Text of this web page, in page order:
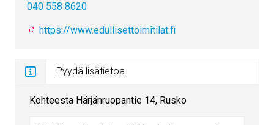
040 558 8620
https://www.edullisettoimitilat.fi
Pyydä lisätietoa
Kohteesta Härjänruopantie 14, Rusko